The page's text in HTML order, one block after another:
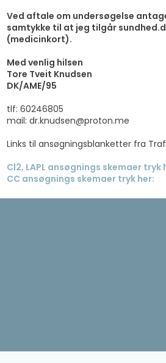
Ved aftale om undersøgelse
samtykke til at jeg tilgår
(medicinkort).
Med venlig hilsen
Tore Tveit Knudsen
​DK/AME/95
​tlf: 60246805
mail: dr.knudsen@proton.me
Links til ansøgningsblanketter fra
Cl2, LAPL ansøgnings skemaer tryk
CC ansøgnings skemaer tryk her: